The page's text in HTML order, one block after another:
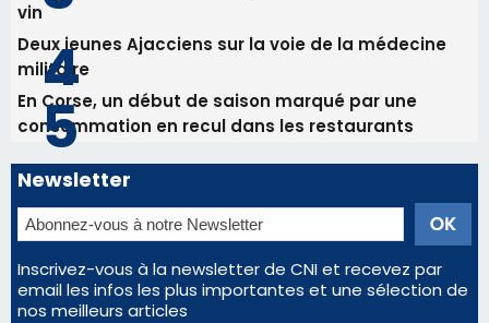
Inscrivez-vous à la newsletter de CNI et recevez par
email les infos les plus importantes et une sélection de
nos meilleurs articles
Régie publicitaire
Nous contacter